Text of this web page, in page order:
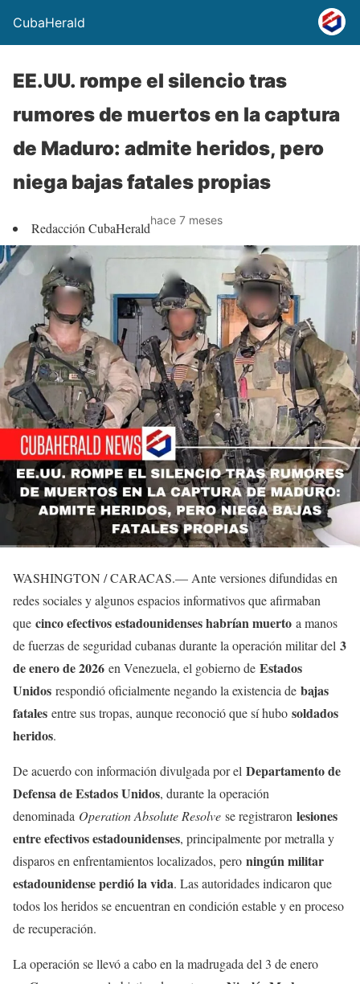
CubaHerald
EE.UU. rompe el silencio tras
rumores de muertos en la captura
de Maduro: admite heridos, pero
niega bajas fatales propias
Redacción CubaHeraldhace 7 meses
WASHINGTON / CARACAS.— Ante versiones difundidas en
redes sociales y algunos espacios informativos que afirmaban
que cinco efectivos estadounidenses habrían muerto a manos
de fuerzas de seguridad cubanas durante la operación militar del 3
de enero de 2026 en Venezuela, el gobierno de Estados
Unidos respondió oficialmente negando la existencia de bajas
fatales entre sus tropas, aunque reconoció que sí hubo soldados
heridos.
De acuerdo con información divulgada por el Departamento de
Defensa de Estados Unidos, durante la operación
denominada Operation Absolute Resolve se registraron lesiones
entre efectivos estadounidenses, principalmente por metralla y
disparos en enfrentamientos localizados, pero ningún militar
estadounidense perdió la vida. Las autoridades indicaron que
todos los heridos se encuentran en condición estable y en proceso
de recuperación.
La operación se llevó a cabo en la madrugada del 3 de enero